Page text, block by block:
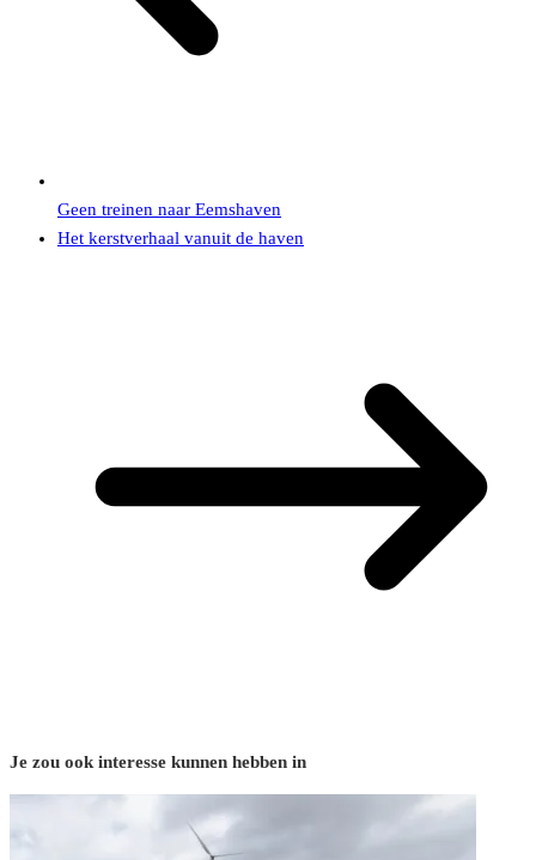
Geen treinen naar Eemshaven
Het kerstverhaal vanuit de haven
Je zou ook interesse kunnen hebben in